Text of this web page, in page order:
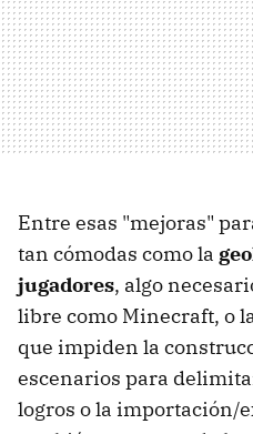
Entre esas "mejoras"
tan cómodas como la
jugadores, algo
libre como Minecraft, o
que impiden la
escenarios para
logros o la importación/